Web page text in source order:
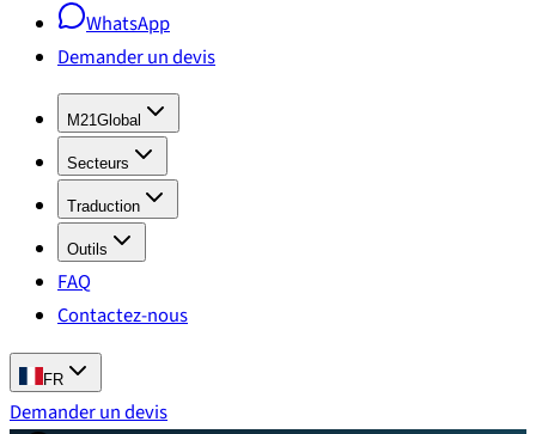
WhatsApp
Demander un devis
M21Global
Secteurs
Traduction
Outils
FAQ
Contactez-nous
FR
Demander un devis